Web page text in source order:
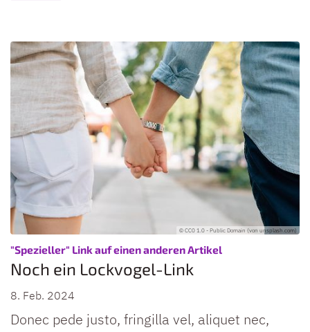
© CC0 1.0 - Public Domain (von unsplash.com)
"Spezieller" Link auf einen anderen Artikel
Noch ein Lockvogel-Link
8. Feb. 2024
Donec pede justo, fringilla vel, aliquet nec,